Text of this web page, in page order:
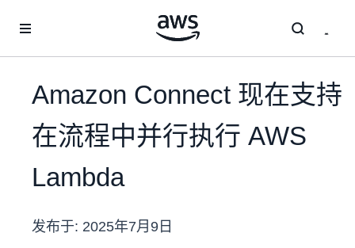
Amazon Connect 现在支持
在流程中并行执行 AWS
Lambda
发布于: 2025年7月9日